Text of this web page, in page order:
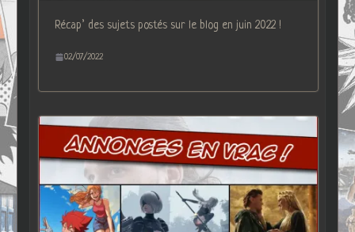
Récap’ des sujets postés sur le blog en juin 2022 !
02/07/2022